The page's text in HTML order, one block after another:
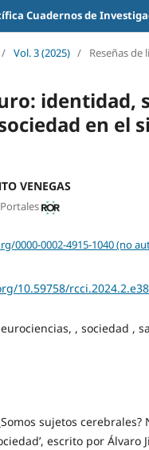
Cuadernos de
/ Vol. 3 (2025) / Reseñas de
identidad,
en el
VENEGAS
0000-0002-4915-1040 (no
10.59758/rcci.2024.2.e38
, sociedad ,
sujetos cerebrales?
escrito por Álvaro